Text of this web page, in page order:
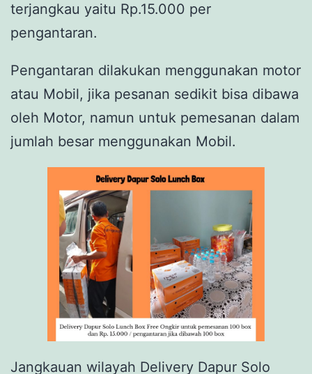
terjangkau yaitu Rp.15.000 per
pengantaran.
Pengantaran dilakukan menggunakan motor
atau Mobil, jika pesanan sedikit bisa dibawa
oleh Motor, namun untuk pemesanan dalam
jumlah besar menggunakan Mobil.
Jangkauan wilayah Delivery Dapur Solo